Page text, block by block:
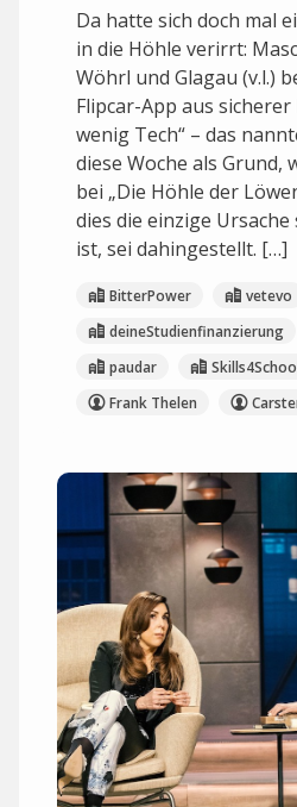
Da hatte sich doch mal
in die Höhle verirrt:
Wöhrl und Glagau (v.l.)
Flipcar-App aus sicherer
wenig Tech“ – das
diese Woche als Grund,
bei „Die Höhle der
dies die einzige
ist, sei dahingestellt. […]
BitterPower vetevo
deineStudienfinanzierung
paudar
Frank Thelen